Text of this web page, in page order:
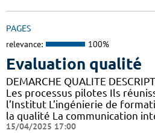
PAGES
relevance: 100%
Evaluation qualité
DEMARCHE QUALITE
Les processus pilotes Ils
l’Institut L’ingénierie de
la qualité La communication
15/04/2025 17:00